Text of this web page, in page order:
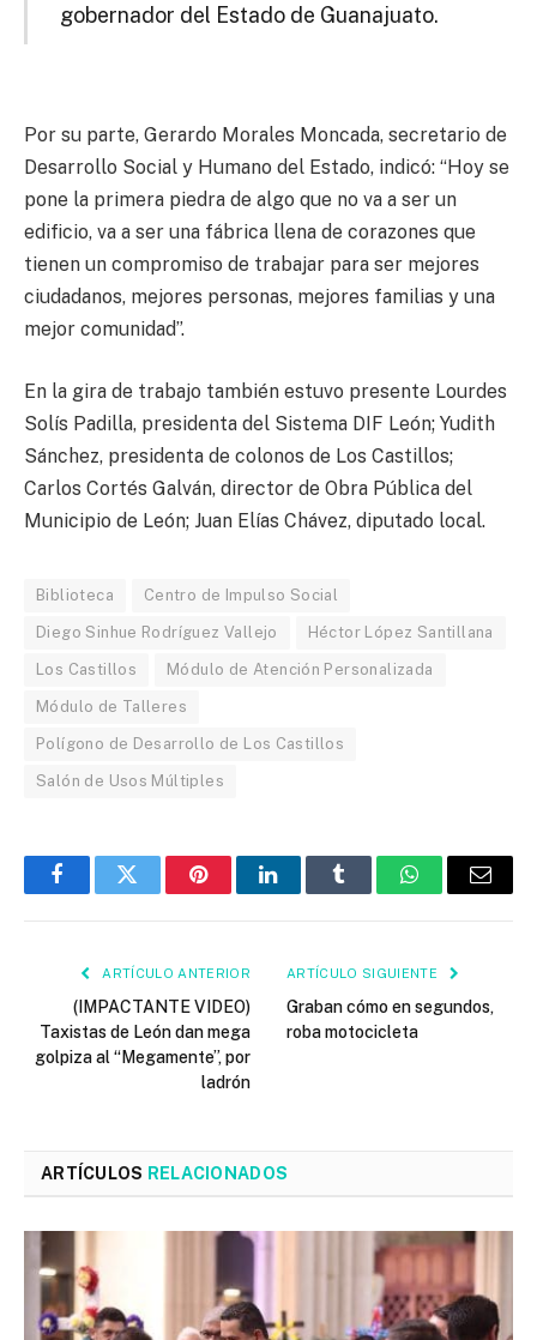
gobernador del Estado de Guanajuato.
Por su parte, Gerardo Morales Moncada, secretario de
Desarrollo Social y Humano del Estado, indicó: “Hoy se
pone la primera piedra de algo que no va a ser un
edificio, va a ser una fábrica llena de corazones que
tienen un compromiso de trabajar para ser mejores
ciudadanos, mejores personas, mejores familias y una
mejor comunidad”.
En la gira de trabajo también estuvo presente Lourdes
Solís Padilla, presidenta del Sistema DIF León; Yudith
Sánchez, presidenta de colonos de Los Castillos;
Carlos Cortés Galván, director de Obra Pública del
Municipio de León; Juan Elías Chávez, diputado local.
Biblioteca Centro de Impulso Social
Diego Sinhue Rodríguez Vallejo Héctor López Santillana
Los Castillos Módulo de Atención Personalizada
Módulo de Talleres
Polígono de Desarrollo de Los Castillos
Salón de Usos Múltiples
FacebookTwitter PinterestLinkedInTumblr WhatsAppEmail
ARTÍCULO ANTERIOR
(IMPACTANTE VIDEO)
Taxistas de León dan mega
golpiza al “Megamente”, por
ladrón
ARTÍCULO SIGUIENTE
Graban cómo en segundos,
roba motocicleta
ARTÍCULOS RELACIONADOS